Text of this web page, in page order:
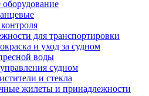
для транспортировки
и уход за судном
воды
судном
и стекла
жилеты и принадлежности